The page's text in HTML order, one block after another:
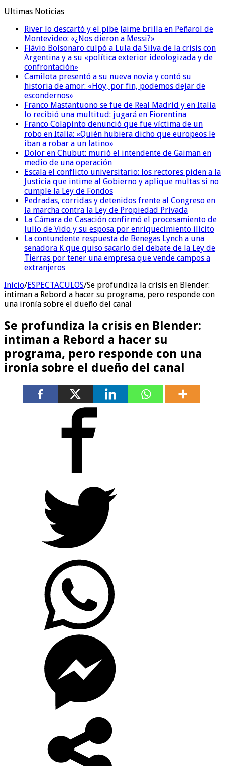
Ultimas Noticias
River lo descartó y el pibe Jaime brilla en Peñarol de
Montevideo: «¿Nos dieron a Messi?»
Flávio Bolsonaro culpó a Lula da Silva de la crisis con
Argentina y a su «política exterior ideologizada y de
confrontación»
Camilota presentó a su nueva novia y contó su
historia de amor: «Hoy, por fin, podemos dejar de
escondernos»
Franco Mastantuono se fue de Real Madrid y en Italia
lo recibió una multitud: jugará en Fiorentina
Franco Colapinto denunció que fue víctima de un
robo en Italia: «Quién hubiera dicho que europeos le
iban a robar a un latino»
Dolor en Chubut: murió el intendente de Gaiman en
medio de una operación
Escala el conflicto universitario: los rectores piden a la
Justicia que intime al Gobierno y aplique multas si no
cumple la Ley de Fondos
Pedradas, corridas y detenidos frente al Congreso en
la marcha contra la Ley de Propiedad Privada
La Cámara de Casación confirmó el procesamiento de
Julio de Vido y su esposa por enriquecimiento ilícito
La contundente respuesta de Benegas Lynch a una
senadora K que quiso sacarlo del debate de la Ley de
Tierras por tener una empresa que vende campos a
extranjeros
Inicio/ESPECTACULOS/Se profundiza la crisis en Blender:
intiman a Rebord a hacer su programa, pero responde con
una ironía sobre el dueño del canal
Se profundiza la crisis en Blender:
intiman a Rebord a hacer su
programa, pero responde con una
ironía sobre el dueño del canal